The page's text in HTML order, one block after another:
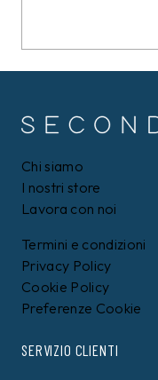
Chi siamo
I nostri store
Lavora con noi
Termini e condizioni
Privacy Policy
Cookie Policy
Preferenze Cookie
SERVIZIO CLIENTI